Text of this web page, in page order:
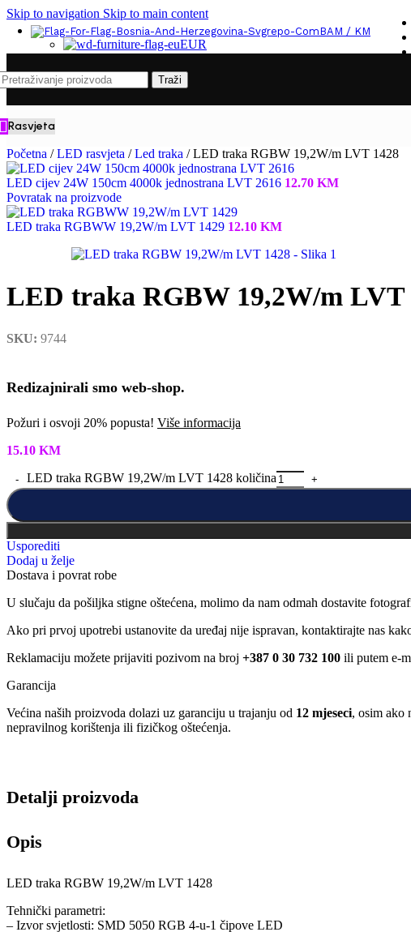
Skip to navigation Skip to main content
BAM / KM
EUR
Traži
Rasvjeta
Početna / LED rasvjeta / Led traka / LED traka RGBW 19,2W/m LVT 1428
LED cijev 24W 150cm 4000k jednostrana LVT 2616 12.70 KM
Povratak na proizvode
LED traka RGBWW 19,2W/m LVT 1429 12.10 KM
LED traka RGBW 19,2W/m LVT
SKU: 9744
Redizajnirali smo web-shop.
Požuri i osvoji 20% popusta! Više informacija
15.10 KM
LED traka RGBW 19,2W/m LVT 1428 količina
Usporediti
Dodaj u želje
Dostava i povrat robe
U slučaju da pošiljka stigne oštećena, molimo da nam odmah dostavite
Ako pri prvoj upotrebi ustanovite da uređaj nije ispravan, kontaktirajte nas
Reklamaciju možete prijaviti pozivom na broj +387 0 30 732 100 ili putem e-
Garancija
Većina naših proizvoda dolazi uz garanciju u trajanju od 12 mjeseci, osim ako
nepravilnog korištenja ili fizičkog oštećenja.
Detalji proizvoda
Opis
LED traka RGBW 19,2W/m LVT 1428
Tehnički parametri:
– Izvor svjetlosti: SMD 5050 RGB 4-u-1 čipove LED